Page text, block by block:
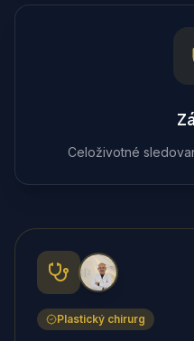
Celoživotné
Plastický chirurg